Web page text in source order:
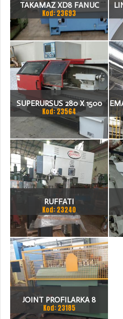
TAKAMAZ XD8 FANUC
21ITA TOKARKA CNC
Kod: 23693
SUPERURSUS 280 X 1500
TOKARKA
Kod: 23564
RUFFATI
Kod: 23240
JOINT PROFILARKA 8
STACJI
Kod: 23185